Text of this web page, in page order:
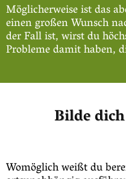
Möglicherweise ist das
einen großen Wunsch
der Fall ist, wirst du
Probleme damit haben,
Bilde
Womöglich weißt du